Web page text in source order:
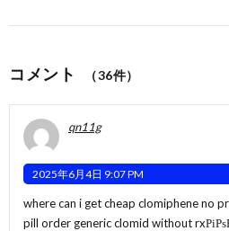
コメント （36件）
qn11g
2025年6月4日 9:07 PM
where can i get cheap clomiphene no
pill order generic clomid without